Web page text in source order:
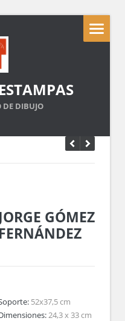
DE DIBUJO
JORGE GÓMEZ
FERNÁNDEZ
52x37,5 cm
24,3 x 33 cm